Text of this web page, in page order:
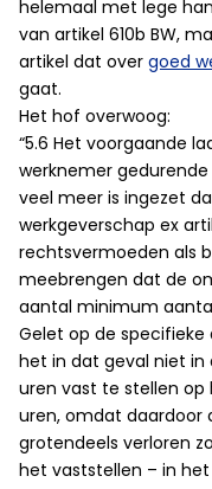
helemaal met lege
van artikel 610b BW,
artikel dat over goed
gaat.
Het hof overwoog:
“5.6 Het voorgaande
werknemer
veel meer is ingezet
werkgeverschap ex
rechtsvermoeden als
meebrengen dat de
aantal minimum
Gelet op de
het in dat geval niet
uren vast te stellen
uren, omdat daardoor
grotendeels verloren
het vaststellen – in